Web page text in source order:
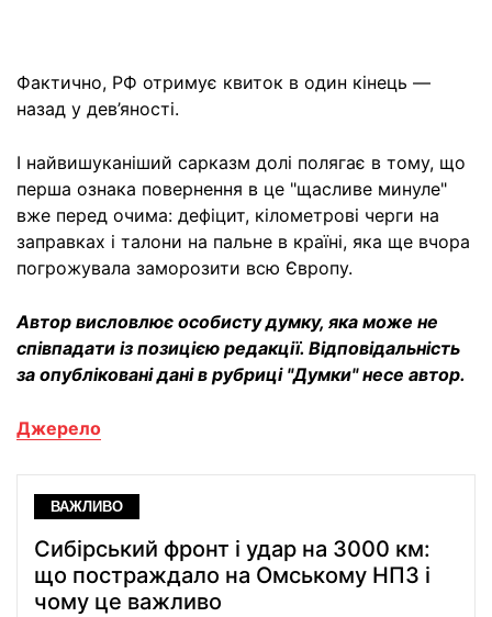
Фактично, РФ отримує квиток в один кінець —
назад у дев’яності.
І найвишуканіший сарказм долі полягає в тому, що
перша ознака повернення в це "щасливе минуле"
вже перед очима: дефіцит, кілометрові черги на
заправках і талони на пальне в країні, яка ще вчора
погрожувала заморозити всю Європу.
Автор висловлює особисту думку, яка може не
співпадати із позицією редакції. Відповідальність
за опубліковані дані в рубриці "Думки" несе автор.
Джерело
ВАЖЛИВО
Сибірський фронт і удар на 3000 км:
що постраждало на Омському НПЗ і
чому це важливо